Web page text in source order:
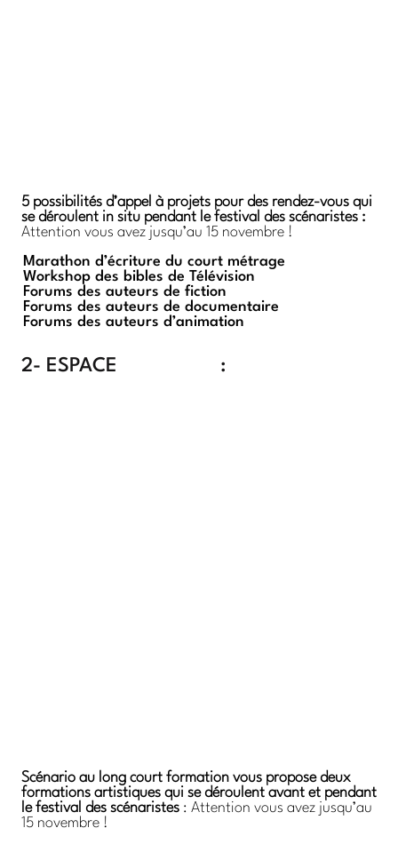
5 possibilités d’appel à projets pour des rendez-vous qui
se déroulent in situ pendant le festival des scénaristes :
Attention vous avez jusqu’au 15 novembre !
Marathon d’écriture du court métrage
Workshop des bibles de Télévision
Forums des auteurs de fiction
Forums des auteurs de documentaire
Forums des auteurs d’animation
2- ESPACE :
Scénario au long court formation vous propose deux
formations artistiques qui se dérou lent avant et pendant
le festival des scénaristes : Attention vous avez jusqu’au
15 novembre !